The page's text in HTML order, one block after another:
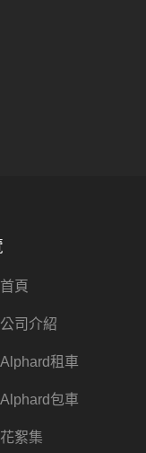
首頁
公司介紹
Alphard租車
Alphard包車
花絮集